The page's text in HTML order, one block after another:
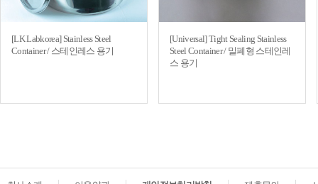
[LK Labkorea] Stainless Steel
Container / 스테인레스 용기
[Universal] Tight Sealing Stainless
Steel Container / 밀폐형 스테인레
스 용기